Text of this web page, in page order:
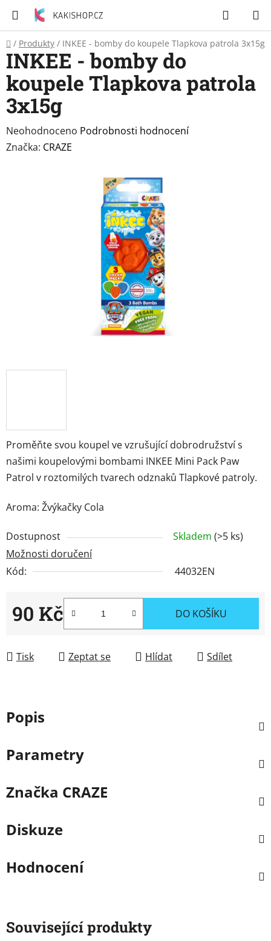
obsah
Hledat
Zubní
pasty
Péče
o
tělo
Svíčky
Domů
/ Produkty / INKEE - bomby do koupele Tlapkova patrola 3x15g
Proměňte svou koupel ve vzrušující dobrodružství s
našimi koupelovými bombami INKEE Mini Pack Paw
Patrol v roztomilých tvarech odznaků Tlapkové patroly.
Aroma: Žvýkačky Cola
Dostupnost Skladem (>5 ks)
Možnosti doručení
Kód:
44032EN
90 Kč
Měrná cena:
DO KOŠÍKU
Tisk Zeptat se Hlídat Sdílet
INKEE - bomby do
koupele Tlapkova patrola
3x15g
Průměrné
hodnocení
Neohodnoceno Podrobnosti hodnocení
Značka: CRAZE
Popis
Parametry
Značka CRAZE
Diskuze
Hodnocení
Související produkty